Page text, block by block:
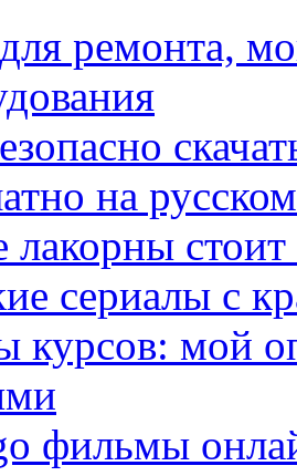
ремонта,
на
лакорны
сериалы с
курсов: мой
фильмы